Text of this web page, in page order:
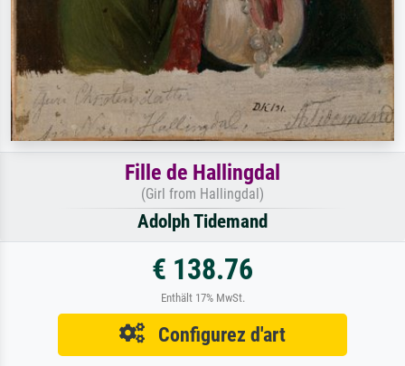
Fille de Hallingdal
(Girl from Hallingdal)
Adolph Tidemand
€ 138.76
Enthält 17% MwSt.
Configurez d'art